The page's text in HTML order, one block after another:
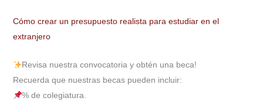
Cómo crear un presupuesto realista para estudiar en el
extranjero
Revisa nuestra convocatoria y obtén una beca!
Recuerda que nuestras becas pueden incluir:
% de colegiatura.